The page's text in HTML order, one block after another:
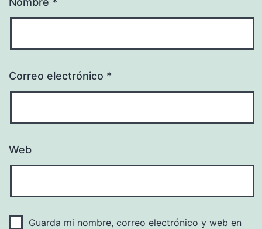
Correo electrónico *
Web
Guarda mi nombre, correo electrónico y web en